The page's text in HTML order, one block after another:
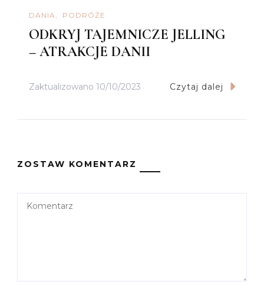
DANIA PODRÓŻE
ODKRYJ TAJEMNICZE JELLING
– ATRAKCJE DANII
Zaktualizowano 10/10/2023 Czytaj dalej
ZOSTAW KOMENTARZ